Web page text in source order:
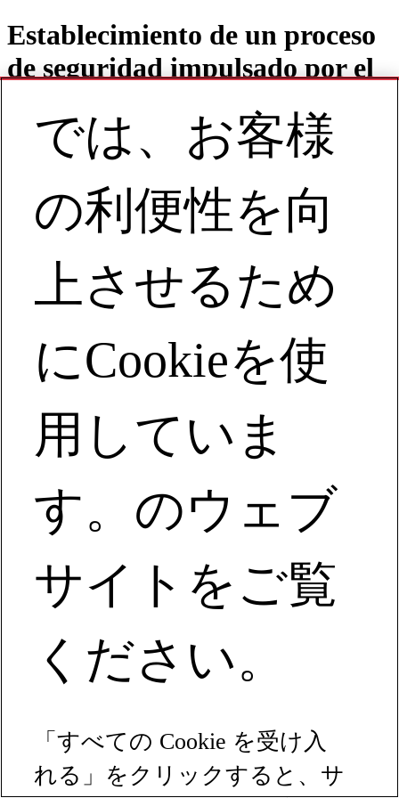
Establecimiento de un proceso
de seguridad impulsado por el
operador que brinda resultados
Performa
My Account
Establecimiento de un Proceso de
Seminario web
Seminario web: Establecimiento de un Proceso de Seguridad
Impulsado
では、お客様
の利便性を向
上させるため
にCookieを使
用していま
す。のウェブ
サイトをご覧
ください。
「すべての Cookie を受け入
れる」をクリックすると、サ